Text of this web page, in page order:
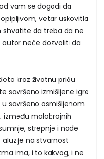
vam se dogodi da
vetar uskovitla
shvatite da treba da ne
neće dozvoliti da
kroz životnu priču
savršeno izmišljene igre
u savršeno osmišljenom
između malobrojnih
strepnje i nade
na stvarnost
ima, i to kakvog, i ne